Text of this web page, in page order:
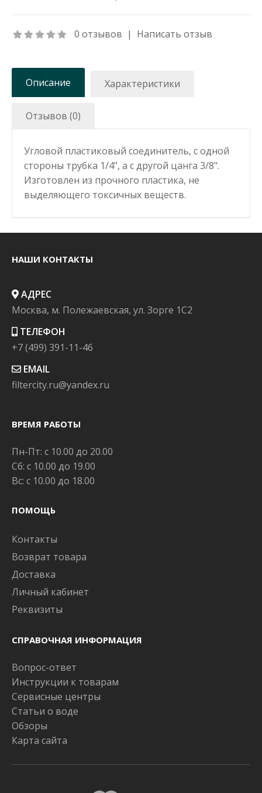
0 отзывов | Написать отзыв
Описание Характеристики
Отзывов (0)
Угловой пластиковый соединитель, с одной
стороны трубка 1/4", а с другой цанга 3/8".
Изготовлен из прочного пластика, не
выделяющего токсичных веществ.
НАШИ КОНТАКТЫ
АДРЕС
Москва, м. Полежаевская, ул. Зорге 1C2
ТЕЛЕФОН
+7 (499) 391-11-46
EMAIL
filtercity.ru@yandex.ru
ВРЕМЯ РАБОТЫ
Пн-Пт: с 10.00 до 20.00
Сб: с 10.00 до 19.00
Вс: с 10.00 до 18.00
ПОМОЩЬ
Контакты
Возврат товара
Доставка
Личный кабинет
Реквизиты
СПРАВОЧНАЯ ИНФОРМАЦИЯ
Вопрос-ответ
Инструкции к товарам
Сервисные центры
Статьи о воде
Обзоры
Карта сайта